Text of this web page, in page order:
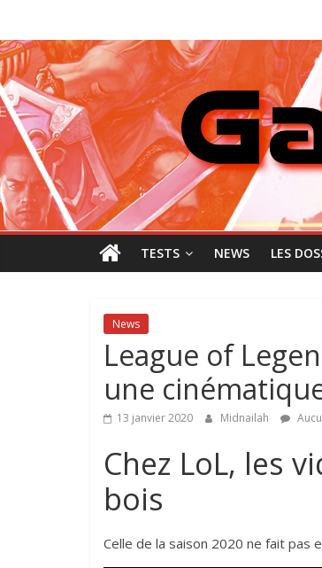
contenu
Tests
et
Actu
des
jeux
vidéo
TESTS NEWS LES
News
League of
une
13 janvier 2020 Midnailah
Chez LoL, les
bois
Celle de la saison 2020 ne fait pas